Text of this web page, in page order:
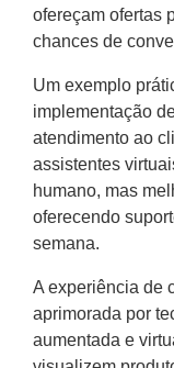
ofereçam ofertas
chances de
Um exemplo
implementação
atendimento ao
assistentes
humano, mas
oferecendo
semana.
A experiência de
aprimorada por
aumentada e